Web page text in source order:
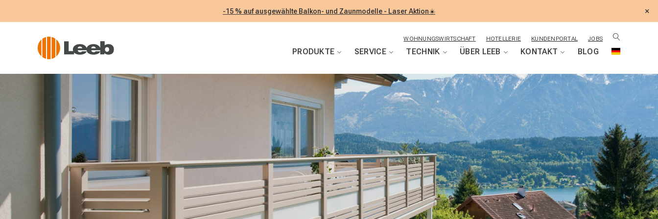
-15 % auf ausgewählte Balkon- und Zaunmodelle - Laser Aktion☀️ ×
WOHNUNGSWIRTSCHAFT HOTELLERIE KUNDENPORTAL JOBS
PRODUKTE SERVICE TECHNIK ÜBER LEEB KONTAKT BLOG